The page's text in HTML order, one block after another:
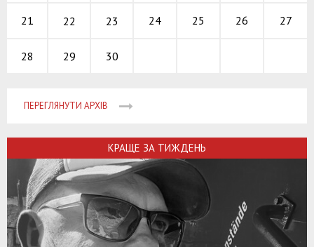
21 22 23 24 25 26 27
28 29 30
ПЕРЕГЛЯНУТИ АРХІВ
КРАЩЕ ЗА ТИЖДЕНЬ